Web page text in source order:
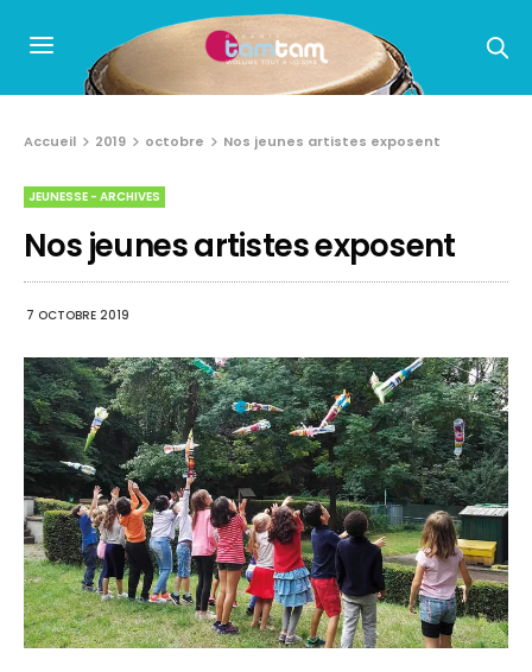
Accueil 2019 octobre Nos jeunes artistes exposent
JEUNESSE - ARCHIVES
Nos jeunes artistes exposent
7 OCTOBRE 2019